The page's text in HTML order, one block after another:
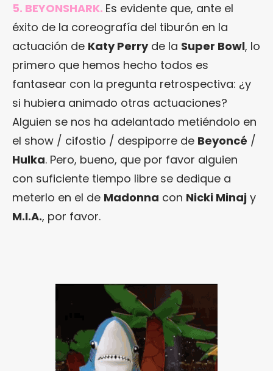
5. BEYONSHARK. Es evidente que, ante el
éxito de la coreografía del tiburón en la
actuación de Katy Perryde la Super Bowl, lo
primero que hemos hecho todos es
fantasear con la pregunta retrospectiva: ¿y
si hubiera animado otras actuaciones?
Alguien se nos ha adelantado metiéndolo en
el show / cifostio / despiporre de Beyoncé /
Hulka. Pero, bueno, que por favor alguien
con suficiente tiempo libre se dedique a
meterlo en el de Madonna con Nicki Minaj y
M.I.A., por favor.